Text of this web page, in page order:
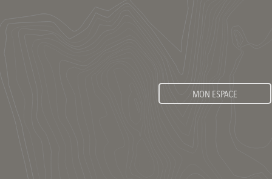
MON ESPACE